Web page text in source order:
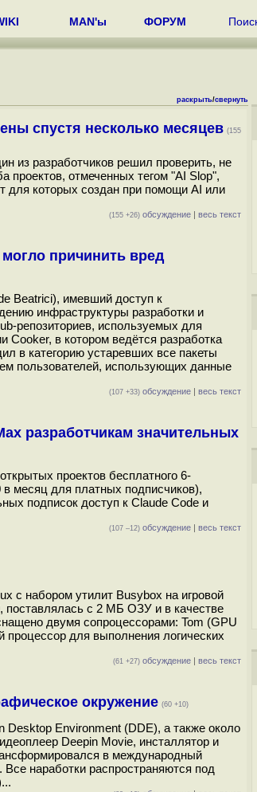
MAN'ы ФОРУМ
раскрыть/свернуть
спустя несколько месяцев (155
из разработчиков решил проверить, не
проектов, отмеченных тегом "AI Slop",
для которых создан при помощи AI или
(155 +26) обсуждение | весь текст
причинить вред
Beatrici), имевший доступ к
инфраструктуры разработки и
репозиториев, используемых для
Cooker, в котором ведётся разработка
в категорию устаревших все пакеты
пользователей, использующих данные
(107 +33) обсуждение | весь текст
разработчикам значительных
проектов бесплатного 6-
месяц для платных подписчиков),
подписок доступ к Claude Code и
(107 –12) обсуждение | весь текст
с набором утилит Busybox на игровой
поставлялась с 2 МБ ОЗУ и в качестве
двумя сопроцессорами: Tom (GPU
процессор для выполнения логических
(61 +27) обсуждение | весь текст
окружение (60 +10)
Desktop Environment (DDE), а также около
Deepin Movie, инсталлятор и
в международный
Все наработки распространяются под